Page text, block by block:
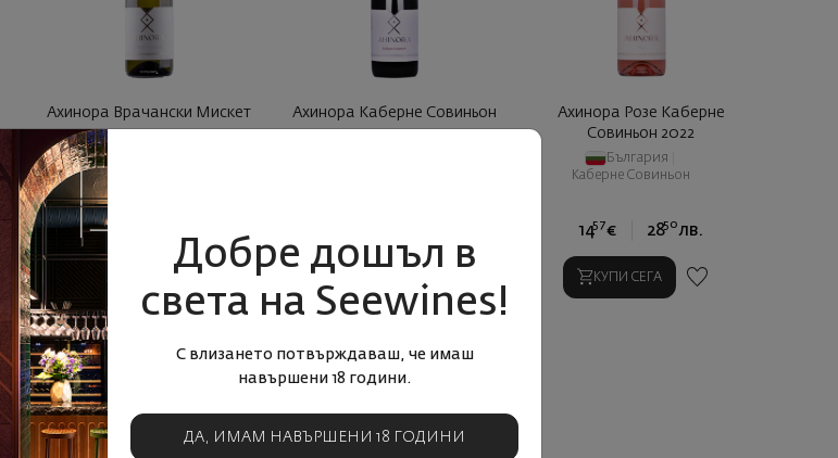
Ахинора Врачански Мискет
2023
Врачански Мискет
1611
Ахинора Каберне Совиньон
2021
Ахинора Розе Каберне
Совиньон 2022
България
Каберне Совиньон
1457 € 2850 лв.
КУПИ СЕГА
Добре дошъл в
света на Seewines!
С влизането потвърждаваш, че имаш
навършени 18 години.
ДА, ИМАМ НАВЪРШЕНИ 18 ГОДИНИ